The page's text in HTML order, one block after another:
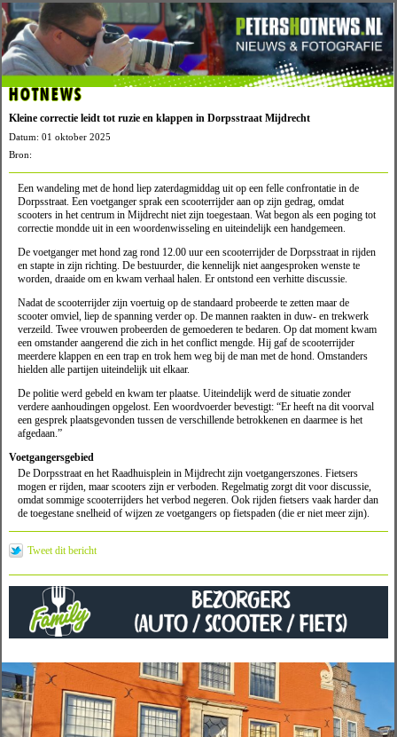
HOTNEWS
Kleine correctie leidt tot ruzie en klappen in Dorpsstraat Mijdrecht
Datum: 01 oktober 2025
Bron:
Een wandeling met de hond liep zaterdagmiddag uit op een felle confrontatie in de
Dorpsstraat. Een voetganger sprak een scooterrijder aan op zijn gedrag, omdat
scooters in het centrum in Mijdrecht niet zijn toegestaan. Wat begon als een poging tot
correctie mondde uit in een woordenwisseling en uiteindelijk een handgemeen.
De voetganger met hond zag rond 12.00 uur een scooterrijder de Dorpsstraat in rijden
en stapte in zijn richting. De bestuurder, die kennelijk niet aangesproken wenste te
worden, draaide om en kwam verhaal halen. Er ontstond een verhitte discussie.
Nadat de scooterrijder zijn voertuig op de standaard probeerde te zetten maar de
scooter omviel, liep de spanning verder op. De mannen raakten in duw- en trekwerk
verzeild. Twee vrouwen probeerden de gemoederen te bedaren. Op dat moment kwam
een omstander aangerend die zich in het conflict mengde. Hij gaf de scooterrijder
meerdere klappen en een trap en trok hem weg bij de man met de hond. Omstanders
hielden alle partijen uiteindelijk uit elkaar.
De politie werd gebeld en kwam ter plaatse. Uiteindelijk werd de situatie zonder
verdere aanhoudingen opgelost. Een woordvoerder bevestigt: “Er heeft na dit voorval
een gesprek plaatsgevonden tussen de verschillende betrokkenen en daarmee is het
afgedaan.”
Voetgangersgebied
De Dorpsstraat en het Raadhuisplein in Mijdrecht zijn voetgangerszones. Fietsers
mogen er rijden, maar scooters zijn er verboden. Regelmatig zorgt dit voor discussie,
omdat sommige scooterrijders het verbod negeren. Ook rijden fietsers vaak harder dan
de toegestane snelheid of wijzen ze voetgangers op fietspaden (die er niet meer zijn).
Tweet dit bericht